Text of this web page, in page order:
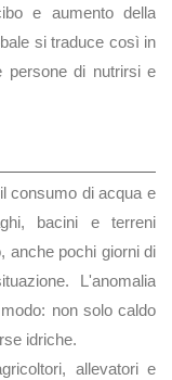
e aumento della
si traduce così in
persone di nutrirsi e
consumo di acqua e
bacini e terreni
anche pochi giorni di
L'anomalia
non solo caldo
idriche.
allevatori e